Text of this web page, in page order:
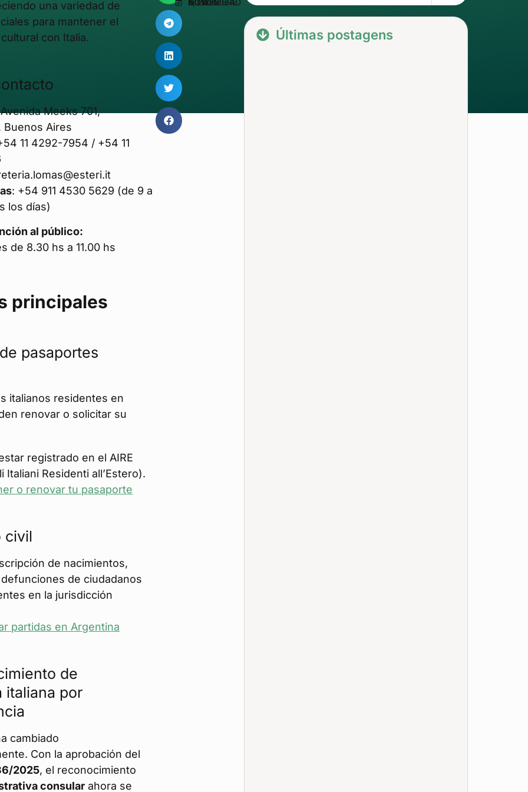
Últimas postagens
una variedad de
para mantener el
con Italia.
Meeks 701,
Buenos Aires
11 4292-7954 / +54 11
: +54 911 4530 5629 (de 9 a
los días)
al público:
de 8.30 hs a 11.00 hs
principales
pasaportes
italianos residentes en
renovar o solicitar su
registrado en el AIRE
Italiani Residenti all’Estero).
o renovar tu pasaporte
civil
de nacimientos,
de ciudadanos
en la jurisdicción
partidas en Argentina
de
italiana por
cambiado
Con la aprobación del
2025, el reconocimiento
consular ahora se
ACTUALIZADO EN NOVIEMBRE 5, 2025